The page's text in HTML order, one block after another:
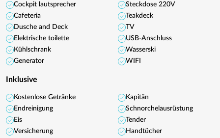
Cockpit lautsprecher
Cafeteria
Dusche and Deck
Elektrische toilette
Kühlschrank
Generator
Steckdose 220V
Teakdeck
TV
USB-Anschluss
Wasserski
WIFI
Inklusive
Kostenlose Getränke
Endreinigung
Eis
Versicherung
Kapitän
Schnorchelausrüstung
Tender
Handtücher